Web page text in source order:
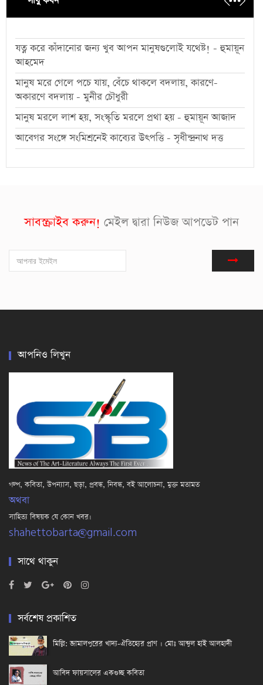
যত্ন করে কাঁদানোর জন্য খুব আপন মানুষগুলোই যথেষ্ট! - হুমায়ূন
আহমেদ
মানুষ মরে গেলে পচে যায়, বেঁচে থাকলে বদলায়, কারণে-
অকারণে বদলায় - মুনীর চৌধুরী
মানুষ মরলে লাশ হয়, সংস্কৃতি মরলে প্রথা হয় - হুমায়ূন আজাদ
আবেগর সংঙ্গে সংমিশ্রনেই কাব্যের উৎপত্তি - সৃধীন্দ্রনাথ দত্ত
সাবস্ক্রাইব করুন! মেইল দ্বারা নিউজ আপডেট পান
আপনিও লিখুন
গল্প, কবিতা, উপন্যাস, ছড়া, প্রবন্ধ, নিবন্ধ, বই আলোচনা, মুক্ত মতামত
অথবা
সাহিত্য বিষয়ক যে কোন খবর।
shahettobarta@gmail.com
সাথে থাকুন
সর্বশেষ প্রকাশিত
মিল্লি: জামালপুরের খাদ্য-ঐতিহ্যের প্রাণ । মোঃ আব্দুল হাই আলহাদী
আবিদ ফায়সালের একগুচ্ছ কবিতা